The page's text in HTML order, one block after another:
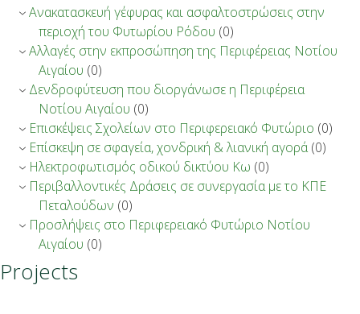
Aνακατασκευή γέφυρας και ασφαλτοστρώσεις στην
περιοχή του Φυτωρίου Ρόδου (0)
Αλλαγές στην εκπροσώπηση της Περιφέρειας Νοτίου
Αιγαίου (0)
Δενδροφύτευση που διοργάνωσε η Περιφέρεια
Νοτίου Αιγαίου (0)
Επισκέψεις Σχολείων στο Περιφερειακό Φυτώριο (0)
Επίσκεψη σε σφαγεία, χονδρική & λιανική αγορά(0)
Ηλεκτροφωτισμός οδικού δικτύου Κω (0)
Περιβαλλοντικές Δράσεις σε συνεργασία με το ΚΠΕ
Πεταλούδων (0)
Προσλήψεις στο Περιφερειακό Φυτώριο Νοτίου
Αιγαίου (0)
Projects